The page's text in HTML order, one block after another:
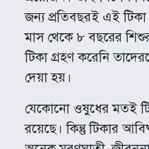
জন্য প্রতিবছরই এই
মাস থেকে ৮ বছরের
টিকা গ্রহণ করেনি
দেয়া হয়।
যেকোনো ওষুধের মতই
রয়েছে। কিন্তু টিকার